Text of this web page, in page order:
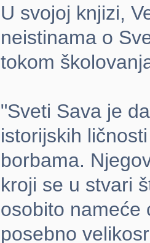
U svojoj knjizi,
neistinama o
tokom
"Sveti Sava je
istorijskih
borbama.
kroji se u stvari
osobito nameće
posebno